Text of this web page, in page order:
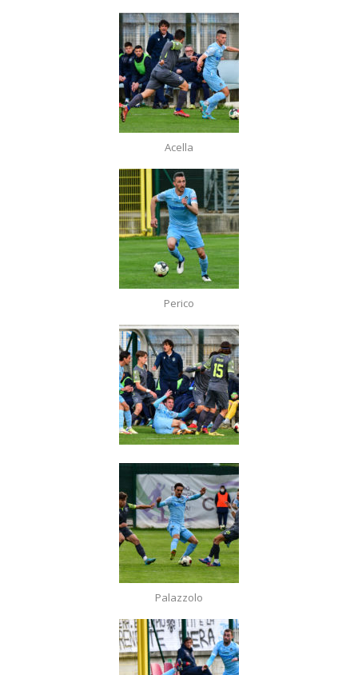
Acella
Perico
Palazzolo